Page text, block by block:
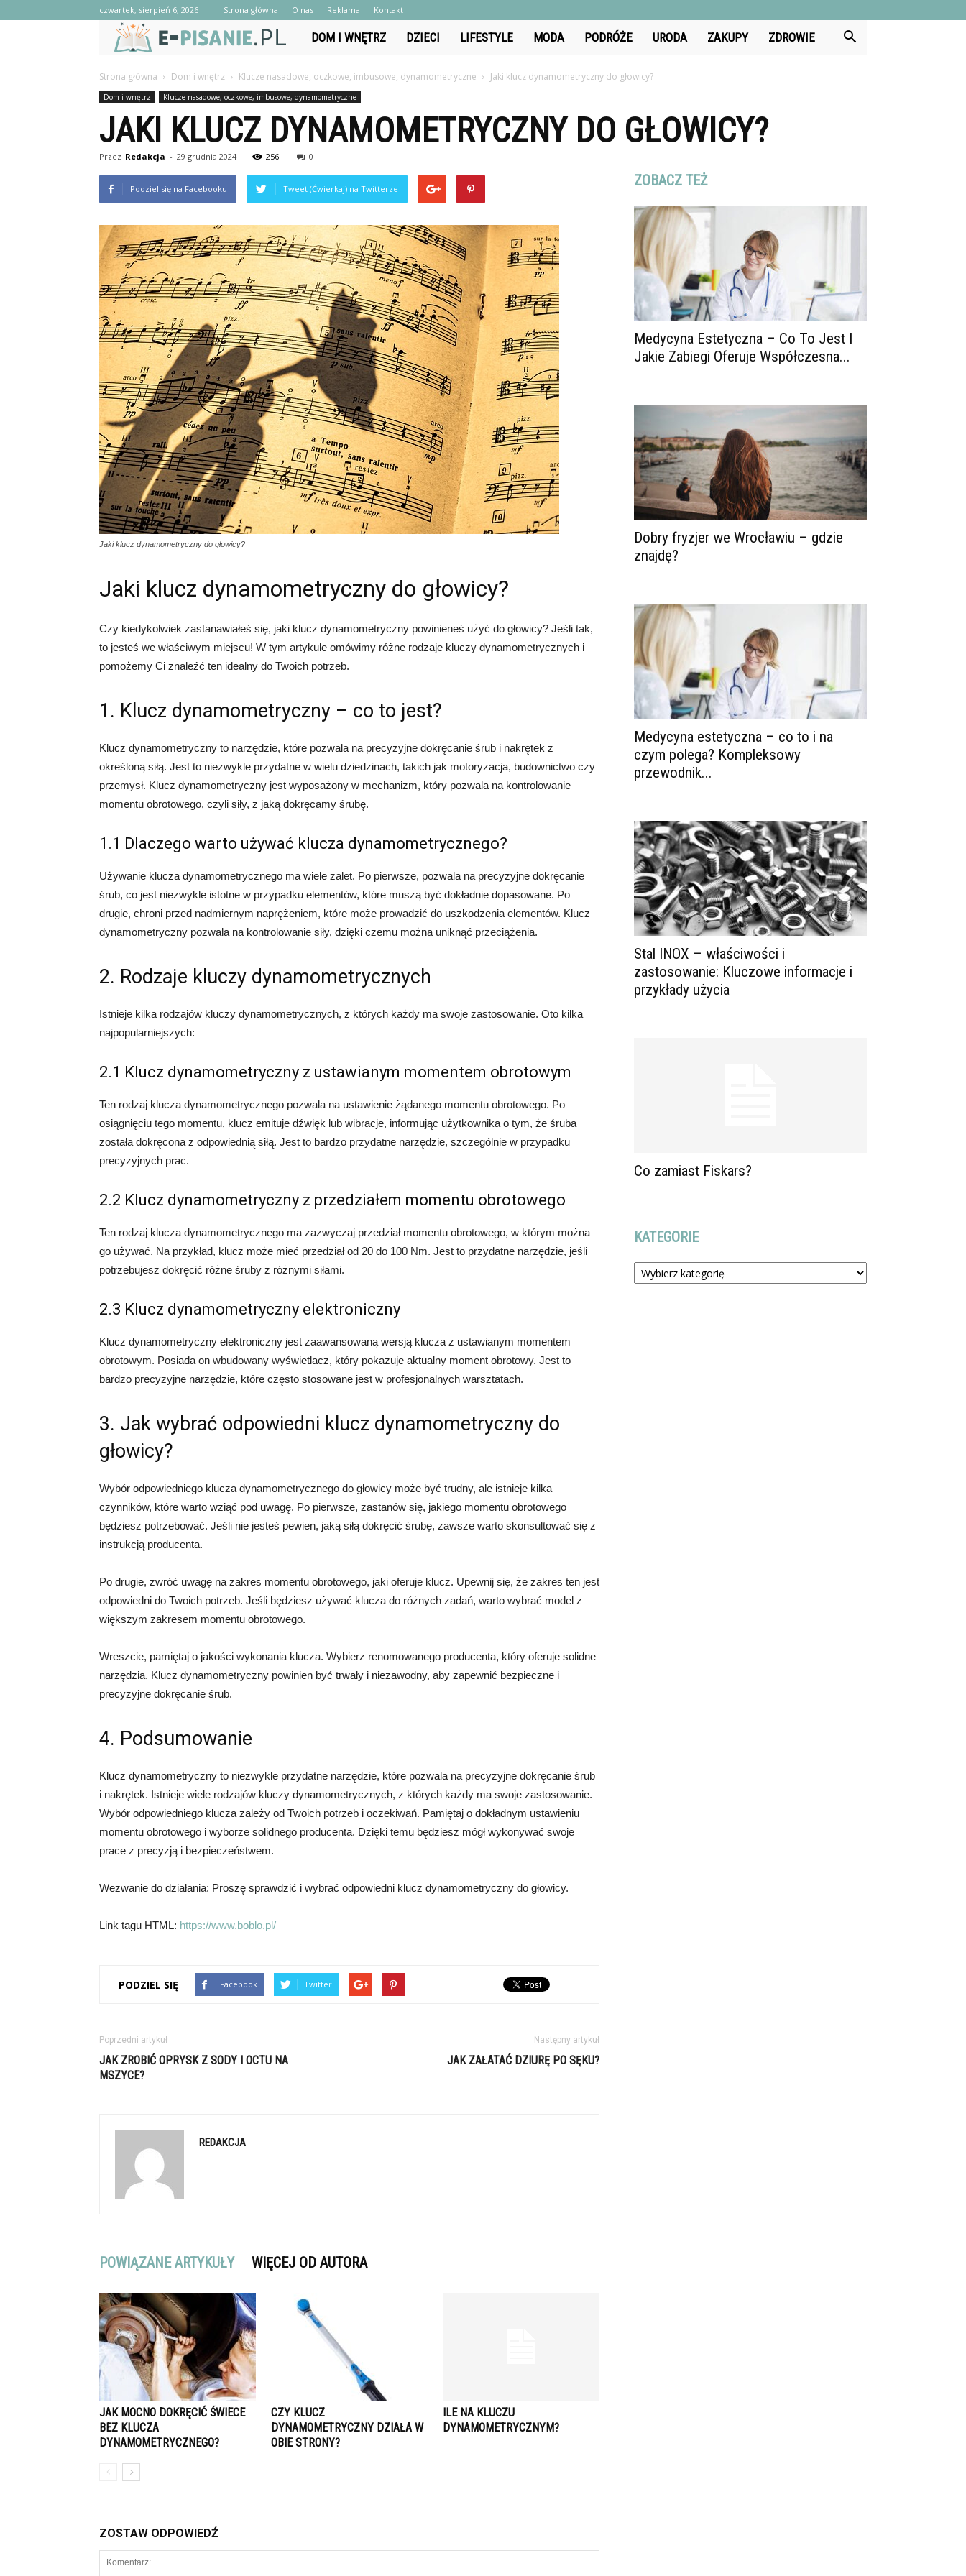
czwartek, sierpień 6, 2026 Strona główna O nas Reklama Kontakt
Pisanie.pl
DOM I WNĘTRZ DZIECI LIFESTYLE MODA PODRÓŻE URODA ZAKUPY ZDROWIE
Strona główna Dom i wnętrz Klucze nasadowe, oczkowe, imbusowe, dynamometryczne Jaki klucz dynamometryczny do głowicy?
Dom i wnętrz Klucze nasadowe, oczkowe, imbusowe, dynamometryczne
JAKI KLUCZ DYNAMOMETRYCZNY DO GŁOWICY?
Przez Redakcja - 29 grudnia 2024 256 0
Podziel się na Facebooku Tweet (Ćwierkaj) na Twitterze
Jaki klucz dynamometryczny do głowicy?
Jaki klucz dynamometryczny do głowicy?
Czy kiedykolwiek zastanawiałeś się, jaki klucz dynamometryczny powinieneś użyć do głowicy? Jeśli tak,
to jesteś we właściwym miejscu! W tym artykule omówimy różne rodzaje kluczy dynamometrycznych i
pomożemy Ci znaleźć ten idealny do Twoich potrzeb.
1. Klucz dynamometryczny – co to jest?
Klucz dynamometryczny to narzędzie, które pozwala na precyzyjne dokręcanie śrub i nakrętek z
określoną siłą. Jest to niezwykle przydatne w wielu dziedzinach, takich jak motoryzacja, budownictwo czy
przemysł. Klucz dynamometryczny jest wyposażony w mechanizm, który pozwala na kontrolowanie
momentu obrotowego, czyli siły, z jaką dokręcamy śrubę.
1.1 Dlaczego warto używać klucza dynamometrycznego?
Używanie klucza dynamometrycznego ma wiele zalet. Po pierwsze, pozwala na precyzyjne dokręcanie
śrub, co jest niezwykle istotne w przypadku elementów, które muszą być dokładnie dopasowane. Po
drugie, chroni przed nadmiernym naprężeniem, które może prowadzić do uszkodzenia elementów. Klucz
dynamometryczny pozwala na kontrolowanie siły, dzięki czemu można uniknąć przeciążenia.
2. Rodzaje kluczy dynamometrycznych
Istnieje kilka rodzajów kluczy dynamometrycznych, z których każdy ma swoje zastosowanie. Oto kilka
najpopularniejszych:
2.1 Klucz dynamometryczny z ustawianym momentem obrotowym
Ten rodzaj klucza dynamometrycznego pozwala na ustawienie żądanego momentu obrotowego. Po
osiągnięciu tego momentu, klucz emituje dźwięk lub wibracje, informując użytkownika o tym, że śruba
została dokręcona z odpowiednią siłą. Jest to bardzo przydatne narzędzie, szczególnie w przypadku
precyzyjnych prac.
2.2 Klucz dynamometryczny z przedziałem momentu obrotowego
Ten rodzaj klucza dynamometrycznego ma zazwyczaj przedział momentu obrotowego, w którym można
go używać. Na przykład, klucz może mieć przedział od 20 do 100 Nm. Jest to przydatne narzędzie, jeśli
potrzebujesz dokręcić różne śruby z różnymi siłami.
2.3 Klucz dynamometryczny elektroniczny
Klucz dynamometryczny elektroniczny jest zaawansowaną wersją klucza z ustawianym momentem
obrotowym. Posiada on wbudowany wyświetlacz, który pokazuje aktualny moment obrotowy. Jest to
bardzo precyzyjne narzędzie, które często stosowane jest w profesjonalnych warsztatach.
3. Jak wybrać odpowiedni klucz dynamometryczny do
głowicy?
Wybór odpowiedniego klucza dynamometrycznego do głowicy może być trudny, ale istnieje kilka
czynników, które warto wziąć pod uwagę. Po pierwsze, zastanów się, jakiego momentu obrotowego
będziesz potrzebować. Jeśli nie jesteś pewien, jaką siłą dokręcić śrubę, zawsze warto skonsultować się z
instrukcją producenta.
Po drugie, zwróć uwagę na zakres momentu obrotowego, jaki oferuje klucz. Upewnij się, że zakres ten jest
odpowiedni do Twoich potrzeb. Jeśli będziesz używać klucza do różnych zadań, warto wybrać model z
większym zakresem momentu obrotowego.
Wreszcie, pamiętaj o jakości wykonania klucza. Wybierz renomowanego producenta, który oferuje solidne
narzędzia. Klucz dynamometryczny powinien być trwały i niezawodny, aby zapewnić bezpieczne i
precyzyjne dokręcanie śrub.
4. Podsumowanie
Klucz dynamometryczny to niezwykle przydatne narzędzie, które pozwala na precyzyjne dokręcanie śrub
i nakrętek. Istnieje wiele rodzajów kluczy dynamometrycznych, z których każdy ma swoje zastosowanie.
Wybór odpowiedniego klucza zależy od Twoich potrzeb i oczekiwań. Pamiętaj o dokładnym ustawieniu
momentu obrotowego i wyborze solidnego producenta. Dzięki temu będziesz mógł wykonywać swoje
prace z precyzją i bezpieczeństwem.
Wezwanie do działania: Proszę sprawdzić i wybrać odpowiedni klucz dynamometryczny do głowicy.
Link tagu HTML: https://www.boblo.pl/
PODZIEL SIĘ Facebook Twitter
Poprzedni artykuł
JAK ZROBIĆ OPRYSK Z SODY I OCTU NA
MSZYCE?
Następny artykuł
JAK ZAŁATAĆ DZIURĘ PO SĘKU?
REDAKCJA
POWIĄZANE ARTYKUŁY WIĘCEJ OD AUTORA
JAK MOCNO DOKRĘCIĆ ŚWIECE
BEZ KLUCZA
DYNAMOMETRYCZNEGO?
CZY KLUCZ
DYNAMOMETRYCZNY DZIAŁA W
OBIE STRONY?
ILE NA KLUCZU
DYNAMOMETRYCZNYM?
ZOSTAW ODPOWIEDŹ
ZOBACZ TEŻ
Medycyna Estetyczna – Co To Jest I
Jakie Zabiegi Oferuje Współczesna...
Dobry fryzjer we Wrocławiu – gdzie
znajdę?
Medycyna estetyczna – co to i na
czym polega? Kompleksowy
przewodnik...
Stal INOX – właściwości i
zastosowanie: Kluczowe informacje i
przykłady użycia
Co zamiast Fiskars?
KATEGORIE
Kategorie